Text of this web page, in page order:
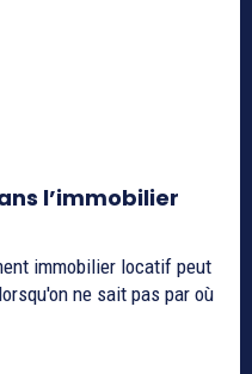
l’immobilier
immobilier locatif peut
ne sait pas par où